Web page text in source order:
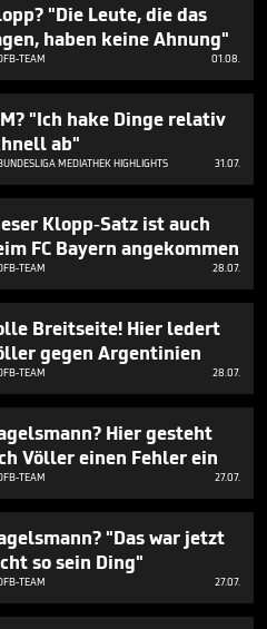
"Die Leute, die das
haben keine Ahnung"
TEAM 01.08.
"Ich hake Dinge relativ
ab"
MEDIATHEK HIGHLIGHTS 31.07.
Klopp-Satz ist auch
FC Bayern angekommen
TEAM 28.07.
Breitseite! Hier ledert
gegen Argentinien
TEAM 28.07.
Hier gesteht
Völler einen Fehler ein
TEAM 27.07.
"Das war jetzt
so sein Ding"
TEAM 27.07.